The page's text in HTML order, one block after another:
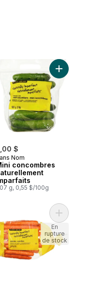
imparfaites
$
Nom
concombres
g, 0,55 $/100g
Ajouter
naturellementAjouter
En
rupture
de stock